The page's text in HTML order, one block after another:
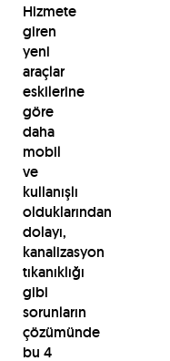
Hizmete
giren
yeni
araçlar
eskilerine
göre
daha
mobil
ve
kullanışlı
olduklarından
dolayı,
kanalizasyon
tıkanıklığı
gibi
sorunların
çözümünde
bu 4